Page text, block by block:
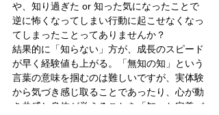
や、知り過ぎた or 知った気になったことで
逆に怖くなってしまい行動に起こせなくなっ
てしまったことってありませんか？
結果的に「知らない」方が、成長のスピード
が早く経験値も上がる。「無知の知」という
言葉の意味を掴むのは難しいですが、実体験
から気づき感じ取ることであったり、心が動
き共感し身体が覚えることを「知」と定義づ